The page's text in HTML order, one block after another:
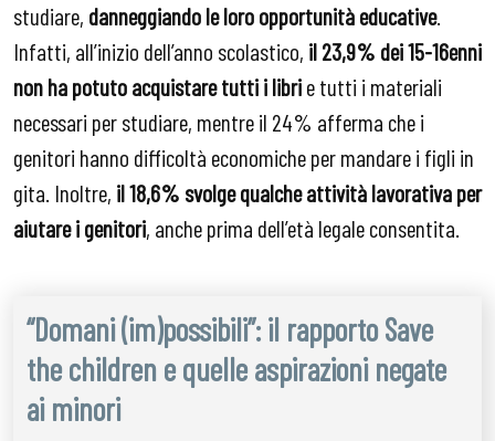
studiare, danneggiando le loro opportunità educative.
Infatti, all’inizio dell’anno scolastico, il 23,9% dei 15-16enni
non ha potuto acquistare tutti i librie tutti i materiali
necessari per studiare, mentre il 24% afferma che i
genitori hanno difficoltà economiche per mandare i figli in
gita. Inoltre, il 18,6% svolge qualche attività lavorativa per
aiutare i genitori, anche prima dell’età legale consentita.
“Domani (im)possibili”: il rapporto Save
the children e quelle aspirazioni negate
ai minori